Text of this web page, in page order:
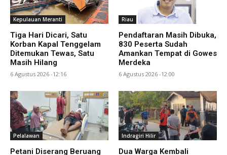
Kepulauan Meranti
Tiga Hari Dicari, Satu
Korban Kapal Tenggelam
Ditemukan Tewas, Satu
Masih Hilang
6 Agustus 2026 -12:16
Riau
Pendaftaran Masih Dibuka,
830 Peserta Sudah
Amankan Tempat di Gowes
Merdeka
6 Agustus 2026 -12:00
Pelalawan
Petani Diserang Beruang
Indragiri Hilir
Dua Warga Kembali